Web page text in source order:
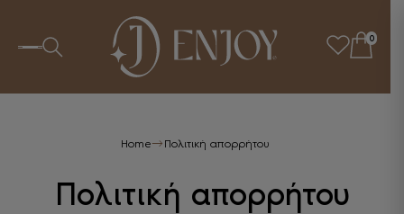
0
Home Πολιτική απορρήτου
Πολιτική απορρήτου